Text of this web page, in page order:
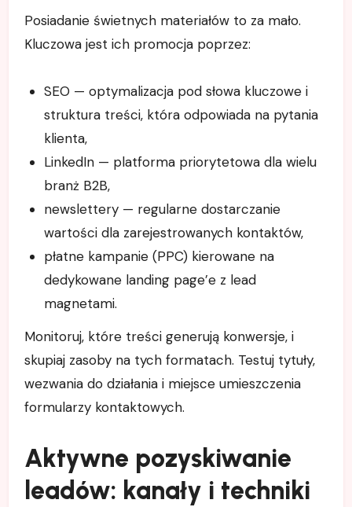
Posiadanie świetnych materiałów to za mało.
Kluczowa jest ich promocja poprzez:
SEO — optymalizacja pod słowa kluczowe i
struktura treści, która odpowiada na pytania
klienta,
LinkedIn — platforma priorytetowa dla wielu
branż B2B,
newslettery — regularne dostarczanie
wartości dla zarejestrowanych kontaktów,
płatne kampanie (PPC) kierowane na
dedykowane landing page’e z lead
magnetami.
Monitoruj, które treści generują konwersje, i
skupiaj zasoby na tych formatach. Testuj tytuły,
wezwania do działania i miejsce umieszczenia
formularzy kontaktowych.
Aktywne pozyskiwanie
leadów: kanały i techniki